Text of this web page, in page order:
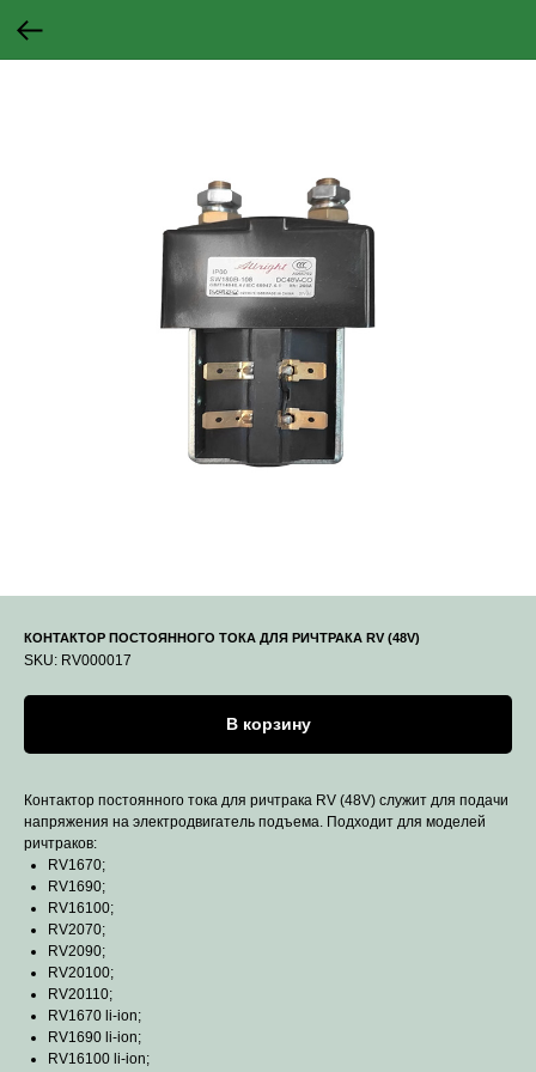
КОНТАКТОР ПОСТОЯННОГО ТОКА ДЛЯ РИЧТРАКА RV (48V)
SKU: RV000017
В корзину
Контактор постоянного тока для ричтрака RV (48V) служит для подачи
напряжения на электродвигатель подъема. Подходит для моделей
ричтраков:
RV1670;
RV1690;
RV16100;
RV2070;
RV2090;
RV20100;
RV20110;
RV1670 li-ion;
RV1690 li-ion;
RV16100 li-ion;